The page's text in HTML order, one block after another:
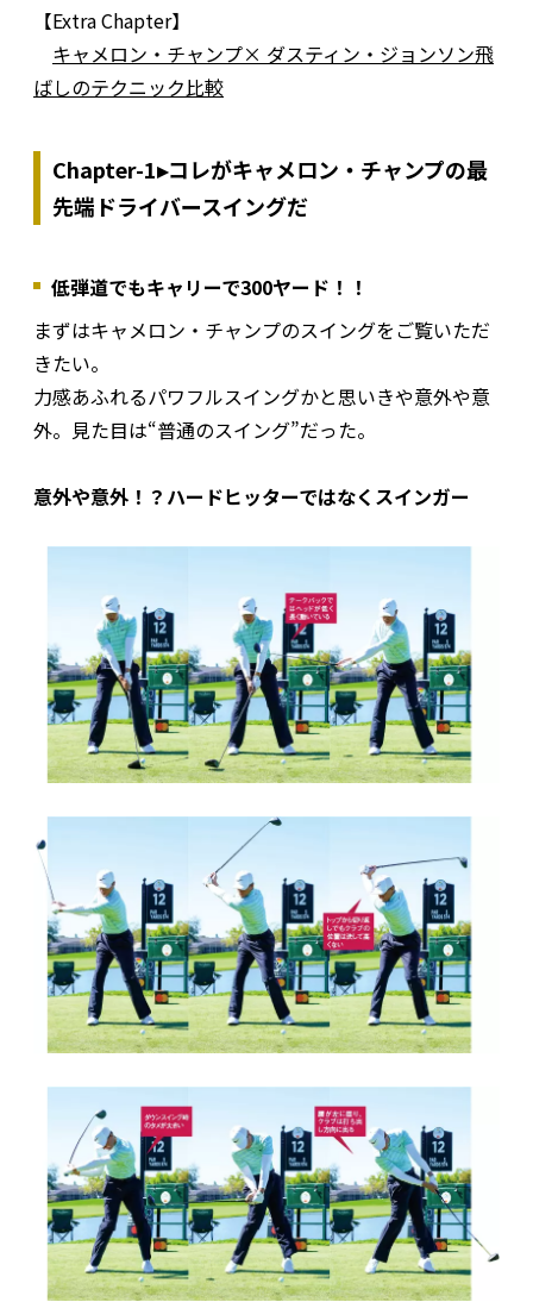
【Extra Chapter】
キャメロン・チャンプ× ダスティン・ジョンソン飛
ばしのテクニック比較
Chapter-1▸コレがキャメロン・チャンプの最
先端ドライバースイングだ
低弾道でもキャリーで300ヤード！！
まずはキャメロン・チャンプのスイングをご覧いただ
きたい。
力感あふれるパワフルスイングかと思いきや意外や意
外。見た目は“普通のスイング”だった。
意外や意外！？ハードヒッターではなくスインガー